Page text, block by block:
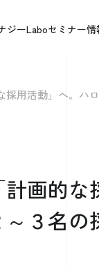
ジーLaboセミナー情
採用活動」へ。
計画的な
３名の